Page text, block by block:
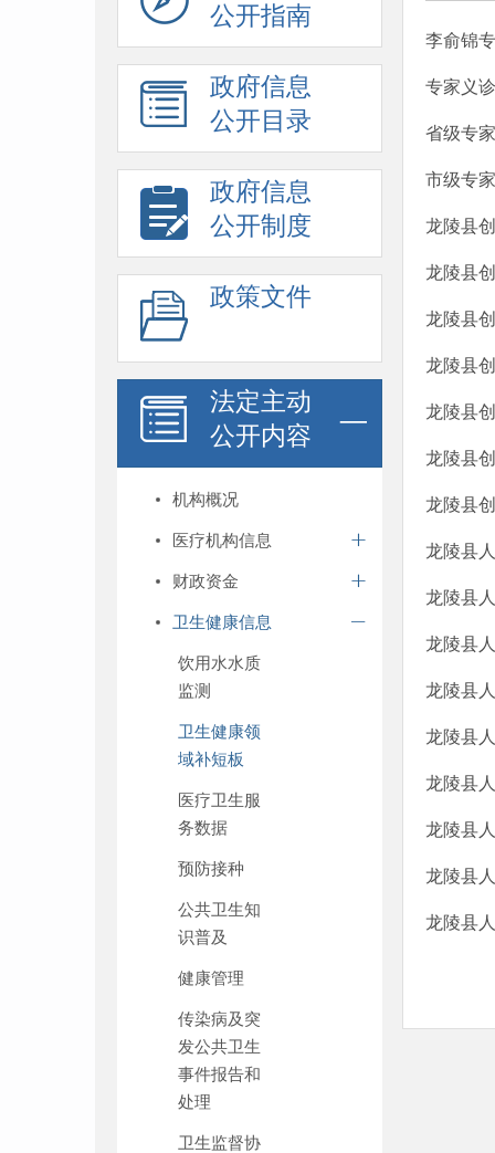
公开指南
政府信息
公开目录
政府信息
公开制度
政策文件
法定主动
公开内容
机构概况
医疗机构信息
财政资金
卫生健康信息
饮用水水质
监测
卫生健康领
域补短板
医疗卫生服
务数据
预防接种
公共卫生知
识普及
健康管理
传染病及突
发公共卫生
事件报告和
处理
卫生监督协
李俞锦
专家义
省级专
市级专
龙陵县
龙陵县
龙陵县
龙陵县
龙陵县
龙陵县
龙陵县
龙陵县
龙陵县
龙陵县
龙陵县
龙陵县
龙陵县
龙陵县
龙陵县
龙陵县